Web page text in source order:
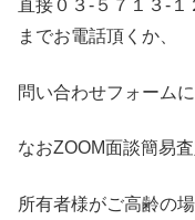
直接０３-５７１３-
までお電話頂くか、
問い合わせフォーム
なおZOOM面談簡易
所有者様がご高齢の